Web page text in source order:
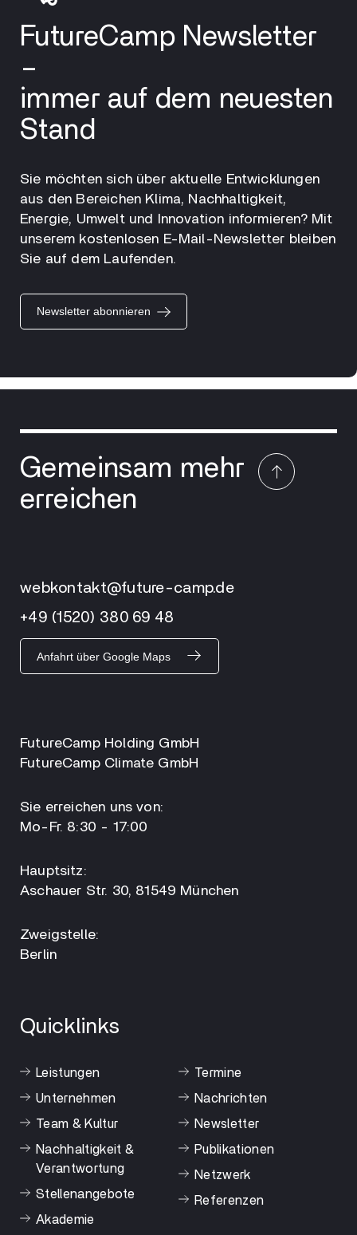
FutureCamp Newsletter
–
immer auf dem neuesten
Stand
Sie möchten sich über aktuelle Entwicklungen
aus den Bereichen Klima, Nachhaltigkeit,
Energie, Umwelt und Innovation informieren? Mit
unserem kostenlosen E-Mail-Newsletter bleiben
Sie auf dem Laufenden.
Newsletter abonnieren
Gemeinsam mehr
erreichen
webkontakt@future-camp.de
+49 (1520) 380 69 48
Anfahrt über Google Maps
FutureCamp Holding GmbH
FutureCamp Climate GmbH
Sie erreichen uns von:
Mo-Fr. 8:30 - 17:00
Hauptsitz:
Aschauer Str. 30, 81549 München
Zweigstelle:
Berlin
Quicklinks
Leistungen
Unternehmen
Team & Kultur
Nachhaltigkeit &
Verantwortung
Stellenangebote
Akademie
Termine
Nachrichten
Newsletter
Publikationen
Netzwerk
Referenzen